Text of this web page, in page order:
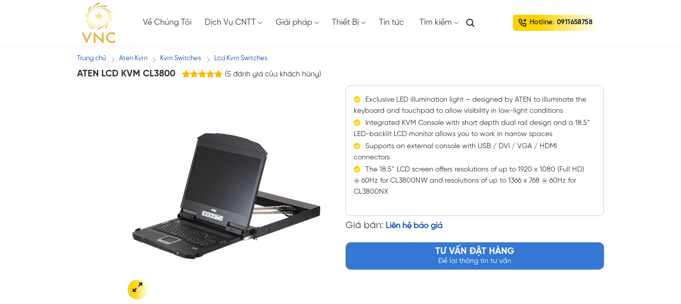
Về Chúng Tôi Dịch Vụ CNTT Giải pháp Thiết Bị Tin tức Tìm kiếm Hotline: 0911658758
Trang chủ / Aten Kvm / Kvm Switches / Lcd Kvm Switches
ATEN LCD KVM CL3800 (5 đánh giá của khách hàng)
Exclusive LED illumination light – designed by ATEN to illuminate the
keyboard and touchpad to allow visibility in low-light conditions
Integrated KVM Console with short depth dual rail design and a 18.5”
LED-backlit LCD monitor allows you to work in narrow spaces
Supports an external console with USB / DVI / VGA / HDMI
connectors
The 18.5″ LCD screen offers resolutions of up to 1920 x 1080 (Full HD)
@ 60Hz for CL3800NW and resolutions of up to 1366 x 768 @ 60Hz for
CL3800NX
Giá bán: Liên hệ báo giá
TƯ VẤN ĐẶT HÀNG
Để lại thông tin tư vấn